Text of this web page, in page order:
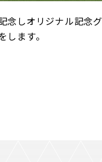
念しオリジナル記念
します。